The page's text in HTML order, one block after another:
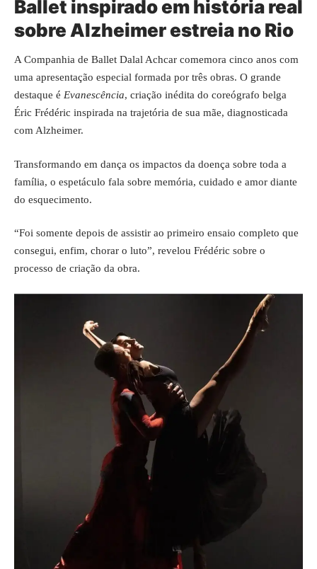
Ballet inspirado em história real
sobre Alzheimer estreia no Rio
A Companhia de Ballet Dalal Achcar comemora cinco anos com
uma apresentação especial formada por três obras. O grande
destaque é Evanescência, criação inédita do coreógrafo belga
Éric Frédéric inspirada na trajetória de sua mãe, diagnosticada
com Alzheimer.
Transformando em dança os impactos da doença sobre toda a
família, o espetáculo fala sobre memória, cuidado e amor diante
do esquecimento.
“Foi somente depois de assistir ao primeiro ensaio completo que
consegui, enfim, chorar o luto”, revelou Frédéric sobre o
processo de criação da obra.